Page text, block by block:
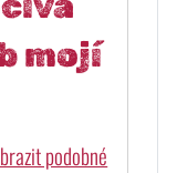
mojí
podobné